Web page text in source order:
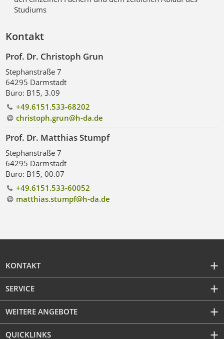
Studiums
Kontakt
Prof. Dr. Christoph Grun
Stephanstraße 7
64295 Darmstadt
Büro: B15, 3.09
+49.6151.533-68202
christoph.grun@h-da.de
Prof. Dr. Matthias Stumpf
Stephanstraße 7
64295 Darmstadt
Büro: B15, 00.07
+49.6151.533-60052
matthias.stumpf@h-da.de
KONTAKT
SERVICE
WEITERE ANGEBOTE
QUICKLINKS